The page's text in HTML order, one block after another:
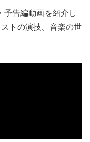
予告編動画を紹介し
トの演技、音楽の世